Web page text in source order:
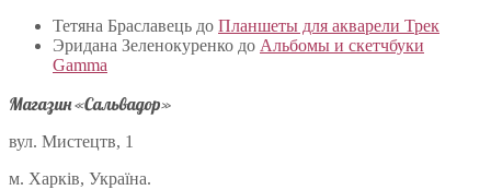
Тетяна Браславець до Планшеты для акварели Трек
Эридана Зеленокуренко до Альбомы и скетчбуки
Gamma
Магазин «Сальвадор»
вул. Мистецтв, 1
м. Харків, Україна.